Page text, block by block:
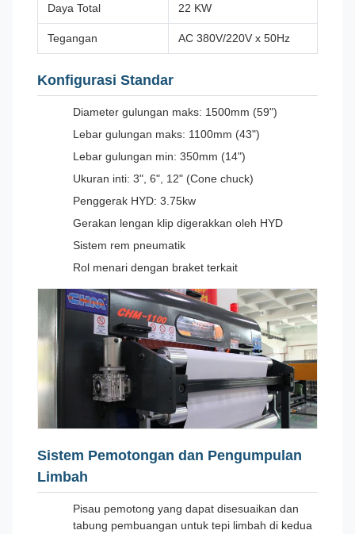
Daya Total 22 KW
Tegangan AC 380V/220V x 50Hz
Konfigurasi Standar
Diameter gulungan maks: 1500mm (59")
Lebar gulungan maks: 1100mm (43")
Lebar gulungan min: 350mm (14")
Ukuran inti: 3", 6", 12" (Cone chuck)
Penggerak HYD: 3.75kw
Gerakan lengan klip digerakkan oleh HYD
Sistem rem pneumatik
Rol menari dengan braket terkait
Sistem Pemotongan dan Pengumpulan
Limbah
Pisau pemotong yang dapat disesuaikan dan
tabung pembuangan untuk tepi limbah di kedua